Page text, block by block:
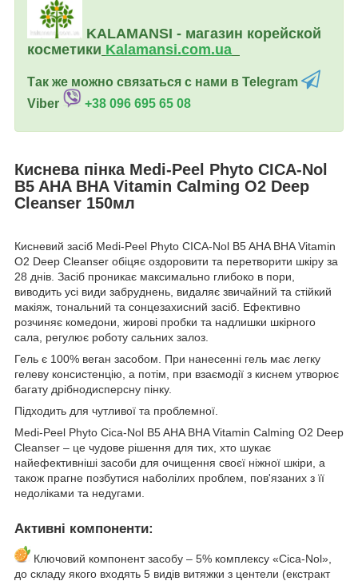
KALAMANSI - магазин корейской
косметики Kalamansi.com.ua
Так же можно связаться с нами в Telegram
Viber
+38 096 695 65 08
Киснева пінка Medi-Peel Phyto CICA-Nol
B5 AHA BHA Vitamin Calming O2 Deep
Cleanser 150мл
Кисневий засіб Medi-Peel Phyto CICA-Nol B5 AHA BHA Vitamin
O2 Deep Cleanser обіцяє оздоровити та перетворити шкіру за
28 днів. Засіб проникає максимально глибоко в пори,
виводить усі види забруднень, видаляє звичайний та стійкий
макіяж, тональний та сонцезахисний засіб. Ефективно
розчиняє комедони, жирові пробки та надлишки шкірного
сала, регулює роботу сальних залоз.
Гель є 100% веган засобом. При нанесенні гель має легку
гелеву консистенцію, а потім, при взаємодії з киснем утворює
багату дрібнодисперсну пінку.
Підходить для чутливої та проблемної.
Medi-Peel Phyto Cica-Nol B5 AHA BHA Vitamin Calming O2 Deep
Cleanser – це чудове рішення для тих, хто шукає
найефективніші засоби для очищення своєї ніжної шкіри, а
також прагне позбутися наболілих проблем, пов'язаних з її
недоліками та недугами.
Активні компоненти:
Ключовий компонент засобу – 5% комплексу «Cica-Nol»,
до складу якого входять 5 видів витяжки з центели (екстракт